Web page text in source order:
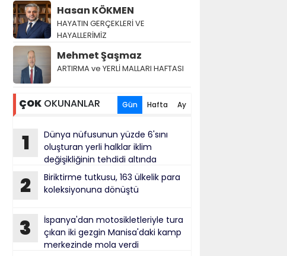
Hasan KÖKMEN
HAYATIN GERÇEKLERİ VE
HAYALLERİMİZ
Mehmet Şaşmaz
ARTIRMA ve YERLİ MALLARI HAFTASI
ÇOK OKUNANLAR Gün Hafta Ay
1
Dünya nüfusunun yüzde 6'sını
oluşturan yerli halklar iklim
değişikliğinin tehdidi altında
2
Biriktirme tutkusu, 163 ülkelik para
koleksiyonuna dönüştü
3
İspanya'dan motosikletleriyle tura
çıkan iki gezgin Manisa'daki kamp
merkezinde mola verdi